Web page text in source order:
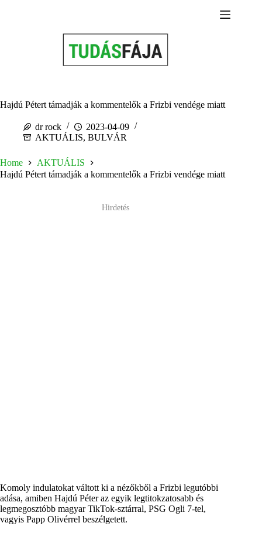
Hajdú Pétert támadják a kommentelők a Frizbi vendége miatt
dr rock
2023-04-09
AKTUÁLIS, BULVÁR
Home
AKTUÁLIS
Hajdú Pétert támadják a kommentelők a Frizbi vendége miatt
Hirdetés
Komoly indulatokat váltott ki a nézőkből a Frizbi legutóbbi
adása, amiben Hajdú Péter az egyik legtitokzatosabb és
legmegosztóbb magyar TikTok-sztárral, PSG Ogli 7-tel,
vagyis Papp Olivérrel beszélgetett.